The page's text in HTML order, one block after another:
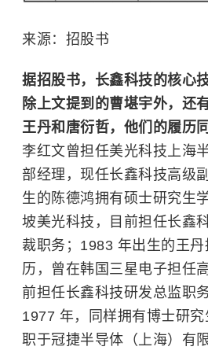
来源：招股书
据招股书，长鑫科技的核心
除上文提到的曹堪宇外，还
王丹和唐衍哲，他们的履历
李红文曾担任美光科技上海
部经理，现任长鑫科技高级
生的陈德鸿拥有硕士研究生
坡美光科技，目前担任长鑫
裁职务；1983 年出生的王
历，曾在韩国 三星电子担任
前担任长鑫科技研发总监职
1977 年，同样拥有博士研
职于冠捷半导体（上海）有限